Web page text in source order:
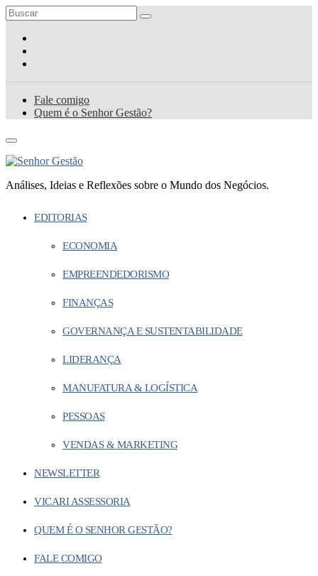
Fale comigo
Quem é o Senhor Gestão?
Análises, Ideias e Reflexões sobre o Mundo dos Negócios.
EDITORIAS
ECONOMIA
EMPREENDEDORISMO
FINANÇAS
GOVERNANÇA E SUSTENTABILIDADE
LIDERANÇA
MANUFATURA & LOGÍSTICA
PESSOAS
VENDAS & MARKETING
NEWSLETTER
VICARI ASSESSORIA
QUEM É O SENHOR GESTÃO?
FALE COMIGO